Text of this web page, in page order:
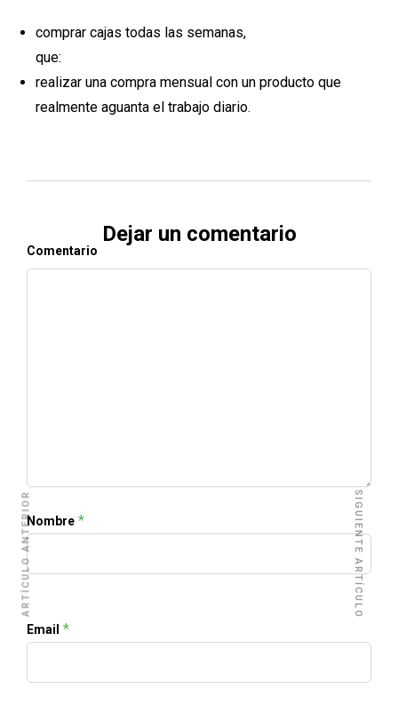
comprar cajas todas las semanas,
que:
realizar una compra mensual con un producto que
realmente aguanta el trabajo diario.
Dejar un comentario
Comentario
Nombre *
Email *
ARTÍCULO ANTERIOR SIGUIENTE ARTÍCULO